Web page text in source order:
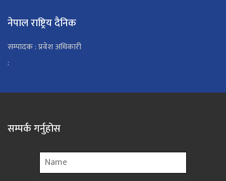
नेपाल राष्ट्रिय दैनिक
सम्पादक : प्रवेश अधिकारी
:
सम्पर्क गर्नुहोस
Name